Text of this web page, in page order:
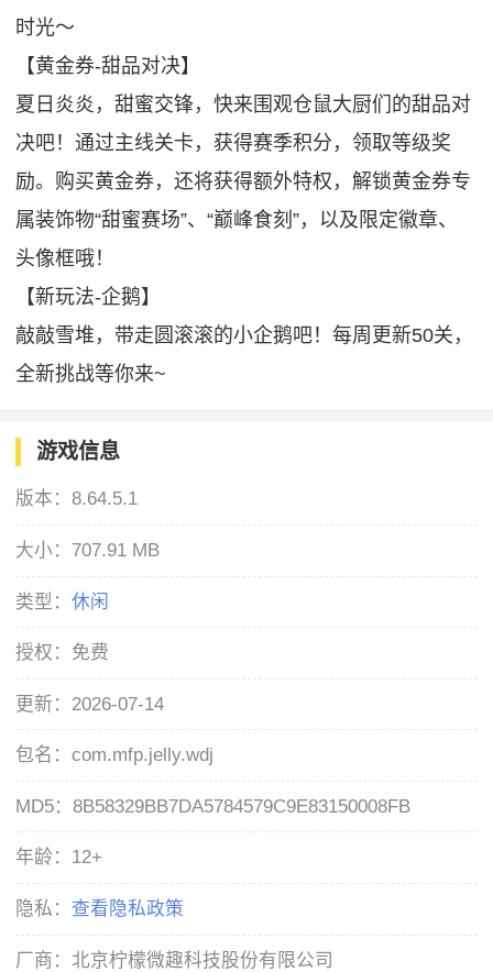
时光～
【黄金券-甜品对决】
夏日炎炎，甜蜜交锋，快来围观仓鼠大厨们的甜品对
决吧！通过主线关卡，获得赛季积分，领取等级奖
励。购买黄金券，还将获得额外特权，解锁黄金券专
属装饰物“甜蜜赛场”、“巅峰食刻”，以及限定徽章、
头像框哦！
【新玩法-企鹅】
敲敲雪堆，带走圆滚滚的小企鹅吧！每周更新50关，
全新挑战等你来~
游戏信息
版本：8.64.5.1
大小： 707.91 MB
类型：休闲
授权： 免费
更新： 2026-07-14
包名：com.mfp.jelly.wdj
MD5：8B58329BB7DA5784579C9E83150008FB
年龄： 12+
隐私： 查看隐私政策
厂商：北京柠檬微趣科技股份有限公司